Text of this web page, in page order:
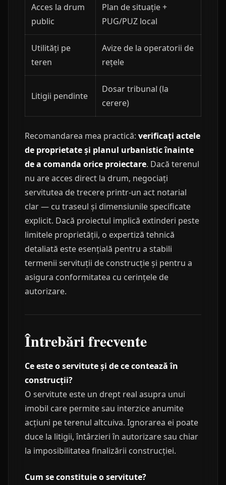
Acces la drum
public
Plan de situație +
PUG/PUZ local
Utilități pe
teren
Avize de la operatorii de
rețele
Litigii pendinte
Dosar tribunal (la
cerere)
Recomandarea mea practică: verificați actele
de proprietate și planul urbanistic înainte
de a comanda orice proiectare. Dacă terenul
nu are acces direct la drum, negociați
servitutea de trecere printr-un act notarial
clar — cu traseul și dimensiunile specificate
explicit. Dacă proiectul implică extinderi peste
limitele proprietății, o expertiză tehnică
detaliată este esențială pentru a stabili
termenii servituții de construcție și pentru a
asigura conformitatea cu cerințele de
autorizare.
Întrebări frecvente
Ce este o servitute și de ce contează în
construcții?
O servitute este un drept real asupra unui
imobil care permite sau interzice anumite
acțiuni pe terenul altcuiva. Ignorarea ei poate
duce la litigii, întârzieri în autorizare sau chiar
la imposibilitatea finalizării construcției.
Cum se constituie o servitute?